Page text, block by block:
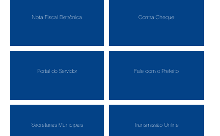
Nota Fiscal Eletrônica Contra Cheque
Portal do Servidor Fale com o Prefeito
Secretarias Municipais Transmissão Online